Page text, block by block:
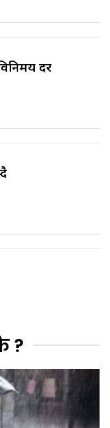
दर
?